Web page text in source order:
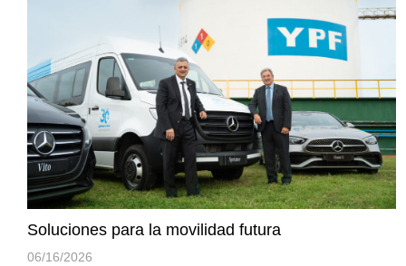
Soluciones para la movilidad futura
06/16/2026